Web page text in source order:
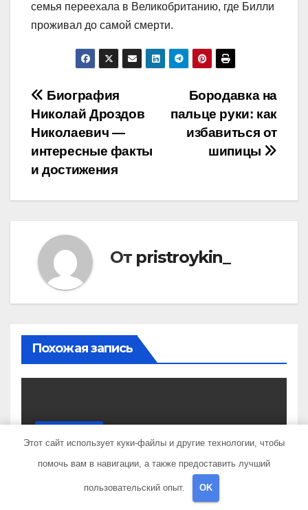
семья переехала в Великобританию, где Билли
проживал до самой смерти.
Навигация
по
записям
Бородавка на
пальце руки: как
избавиться от
шипицы
Биография
Николай Дроздов
Николаевич —
интересные факты
и достижения
От pristroykin_
Похожая запись
UNCATEGORISED
Николай Рыбаков —
политик, лидер партии
Яблоко и его биография
АПР 9, 2022 PRISTROYKIN_
Этот сайт использует куки-файлы и другие технологии, чтобы
помочь вам в навигации, а также предоставить лучший
пользовательский опыт. OK